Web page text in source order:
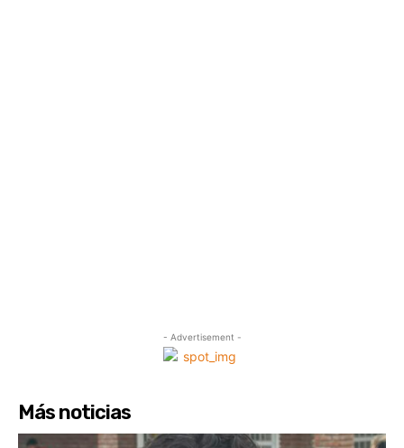
- Advertisement -
Más noticias